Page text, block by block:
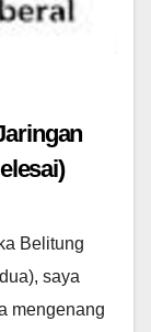
Belitung
saya
mengenang